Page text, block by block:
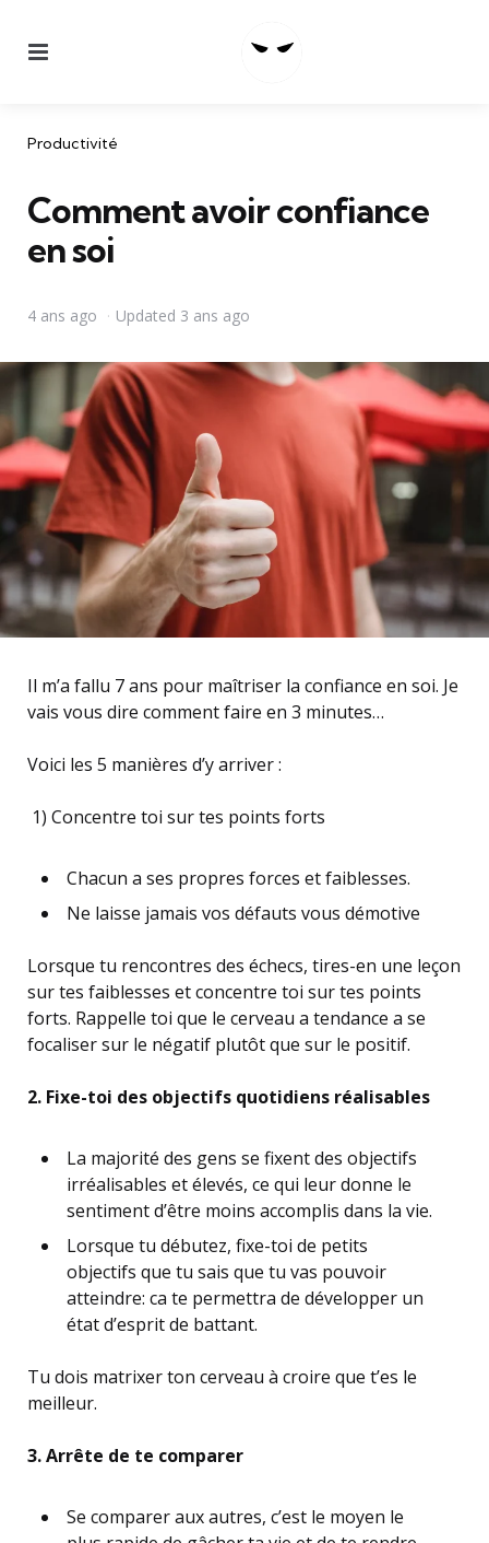
Categories
Productivité
Comment avoir confiance
en soi
4 ans ago Updated 3 ans ago
Il m’a fallu 7 ans pour maîtriser la confiance en soi. Je
vais vous dire comment faire en 3 minutes…
Voici les 5 manières d’y arriver :
1) Concentre toi sur tes points forts
Chacun a ses propres forces et faiblesses.
Ne laisse jamais vos défauts vous démotive
Lorsque tu rencontres des échecs, tires-en une leçon
sur tes faiblesses et concentre toi sur tes points
forts. Rappelle toi que le cerveau a tendance a se
focaliser sur le négatif plutôt que sur le positif.
2. Fixe-toi des objectifs quotidiens réalisables
La majorité des gens se fixent des objectifs
irréalisables et élevés, ce qui leur donne le
sentiment d’être moins accomplis dans la vie.
Lorsque tu débutez, fixe-toi de petits
objectifs que tu sais que tu vas pouvoir
atteindre: ca te permettra de développer un
état d’esprit de battant.
Tu dois matrixer ton cerveau à croire que t’es le
meilleur.
3. Arrête de te comparer
Se comparer aux autres, c’est le moyen le